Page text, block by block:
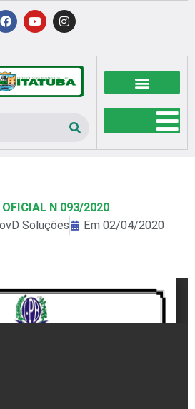
F
a
c
b
o
o
k
Y
o
u
u
b
e
I
n
s
a
g
r
a
OFICIAL N 093/2020
Soluções Em 02/04/2020